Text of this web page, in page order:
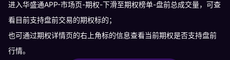
进入华盛通APP-市场页-期权-下滑至期权榜单-盘前总成交量，可查
看目前支持盘前交易的期权标的；
也可通过期权详情页的右上角标的信息查看当前期权是否支持盘前
行情。